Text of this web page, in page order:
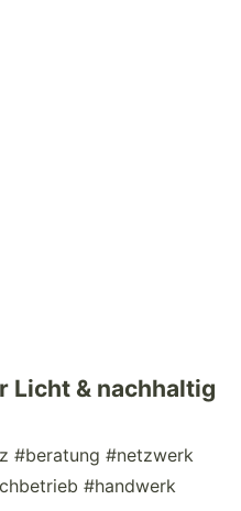
Licht & nachhaltig
#beratung #netzwerk
#handwerk